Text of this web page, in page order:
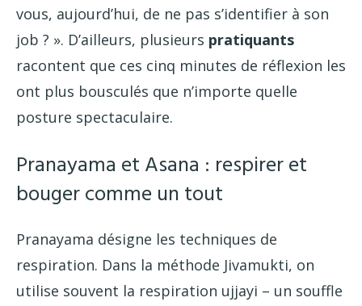
vous, aujourd’hui, de ne pas s’identifier à son
job ? ». D’ailleurs, plusieurs pratiquants
racontent que ces cinq minutes de réflexion les
ont plus bousculés que n’importe quelle
posture spectaculaire.
Pranayama et Asana : respirer et
bouger comme un tout
Pranayama désigne les techniques de
respiration. Dans la méthode Jivamukti, on
utilise souvent la respiration ujjayi – un souffle